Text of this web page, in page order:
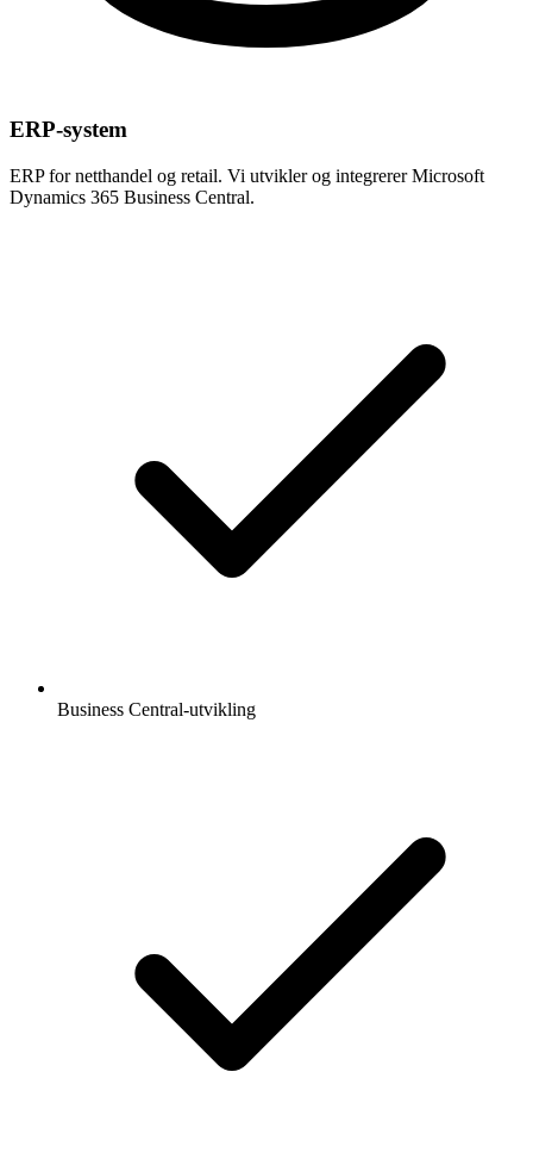
ERP-system
ERP for netthandel og retail. Vi utvikler og integrerer Microsoft
Dynamics 365 Business Central.
Business Central-utvikling